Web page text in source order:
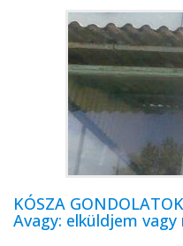
KÓSZA
Avagy: elküldjem vagy